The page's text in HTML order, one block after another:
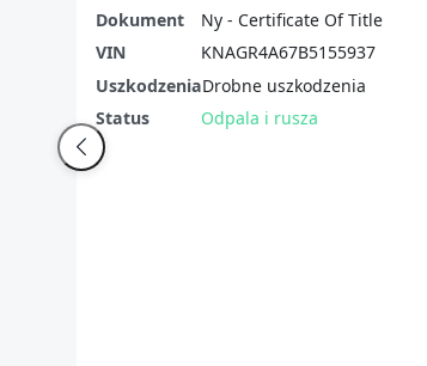
Dokument
Ny - Certificate Of Title
VIN
KNAGR4A67B5155937
UszkodzeniaDrobne uszkodzenia
Status
Odpala i rusza